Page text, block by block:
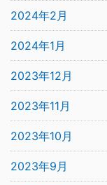
2024年2月
2024年1月
2023年12月
2023年11月
2023年10月
2023年9月